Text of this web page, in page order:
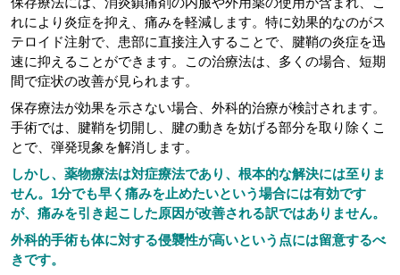
れにより炎症を抑え、痛みを軽減します。特に効果的なのがス
テロイド注射で、患部に直接注入することで、腱鞘の炎症を迅
速に抑えることができます。この治療法は、多くの場合、短期
間で症状の改善が見られます。
保存療法が効果を示さない場合、外科的治療が検討されます。
手術では、腱鞘を切開し、腱の動きを妨げる部分を取り除くこ
とで、弾発現象を解消します。
しかし、薬物療法は対症療法であり、根本的な解決には至りま
せん。1分でも早く痛みを止めたいという場合には有効です
が、痛みを引き起こした原因が改善される訳ではありません。
外科的手術も体に対する侵襲性が高いという点には留意するべ
きです。